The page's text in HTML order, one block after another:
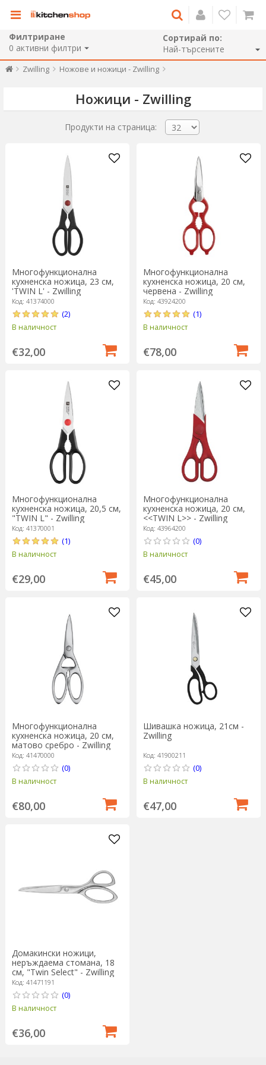
Филтриране
0 активни филтри
Сортирай по:
Zwilling Ножове и ножици - Zwilling
Ножици - Zwilling
Продукти на страница:
Многофункционална
кухненска ножица, 23 см,
'TWIN L' - Zwilling
Код: 41374000
(2)
В наличност
€32,00
Многофункционална
кухненска ножица, 20 см,
червена - Zwilling
Код: 43924200
(1)
В наличност
€78,00
Многофункционална
кухненска ножица, 20,5 см,
"TWIN L" - Zwilling
Код: 41370001
(1)
В наличност
€29,00
Многофункционална
кухненска ножица, 20 см,
<<TWIN L>> - Zwilling
Код: 43964200
(0)
В наличност
€45,00
Многофункционална
кухненска ножица, 20 см,
матово сребро - Zwilling
Код: 41470000
(0)
В наличност
€80,00
Шивашка ножица, 21см -
Zwilling
Код: 41900211
(0)
В наличност
€47,00
Домакински ножици,
неръждаема стомана, 18
см, "Twin Select" - Zwilling
Код: 41471191
(0)
В наличност
€36,00